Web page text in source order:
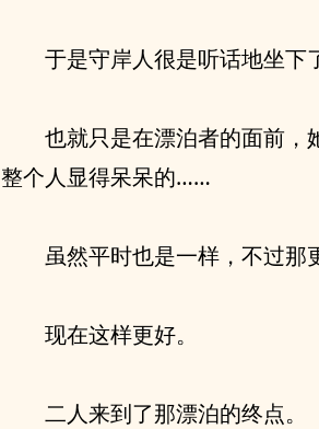
于是守岸人很是听话地坐下
也就只是在漂泊者的面前
整个人显得呆呆的……
虽然平时也是一样，不过那
现在这样更好。
二人来到了那漂泊的终点。